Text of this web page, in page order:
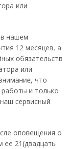
или
нашем
12 месяцев, а
обязательств
или
что
работы и только
сервисный
оповещения о
ее 21(двадцать